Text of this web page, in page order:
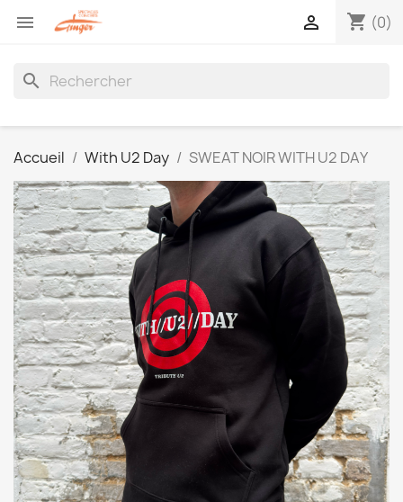
 shopping_cart (0)

search
Accueil With U2 Day SWEAT NOIR WITH U2 DAY